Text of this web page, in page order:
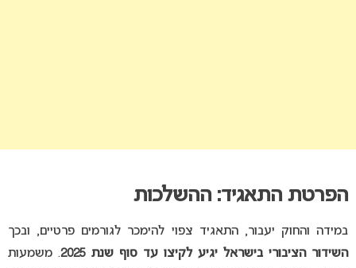
הפרטת התאגיד: ההשלכות
במידה והחוק יעבור, התאגיד צפוי להימכר לגורמים פרטיים, ובכך
השידור הציבורי בישראל יגיע לקיצו עד סוף שנת 2025
. משמעות